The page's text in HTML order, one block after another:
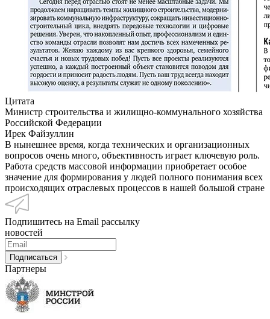
Цитата
Министр строительства и жилищно-коммунального хозяйства
Российской Федерации
Ирек Файзуллин
В нынешнее время, когда технических и организационных
вопросов очень много, объективность играет ключевую роль.
Работа средств массовой информации приобретает особое
значение для формирования у людей полного понимания всех
происходящих отраслевых процессов в нашей большой стране
Подпишитесь на Email рассылку
новостей
Партнеры